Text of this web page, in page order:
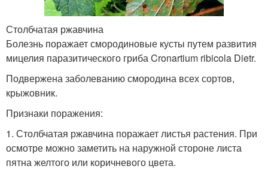
Столбчатая ржавчина
Болезнь поражает смородиновые кусты путем развития
мицелия паразитического гриба Cronartium ribicola Dietr.
Подвержена заболеванию смородина всех сортов,
крыжовник.
Признаки поражения:
1. Столбчатая ржавчина поражает листья растения. При
осмотре можно заметить на наружной стороне листа
пятна желтого или коричневого цвета.